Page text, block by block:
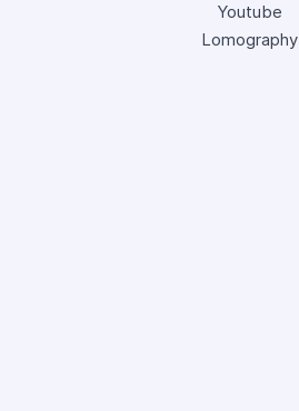
Youtube
Lomography